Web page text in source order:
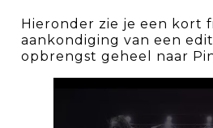
Hieronder zie je een kort
aankondiging van een
opbrengst geheel naar